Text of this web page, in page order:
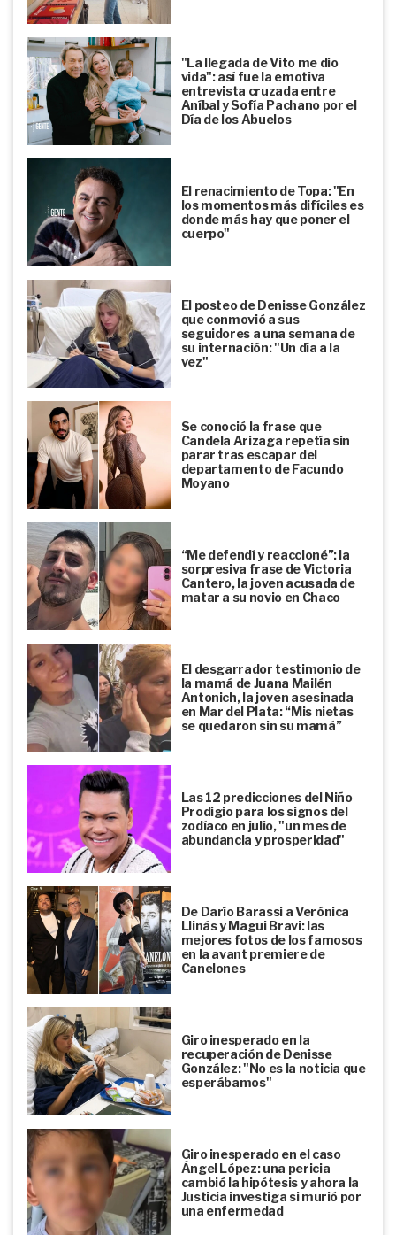
"La llegada de Vito me dio
vida": así fue la emotiva
entrevista cruzada entre
Aníbal y Sofía Pachano por el
Día de los Abuelos
El renacimiento de Topa: "En
los momentos más difíciles es
donde más hay que poner el
cuerpo"
El posteo de Denisse González
que conmovió a sus
seguidores a una semana de
su internación: "Un día a la
vez"
Se conoció la frase que
Candela Arizaga repetía sin
parar tras escapar del
departamento de Facundo
Moyano
“Me defendí y reaccioné”: la
sorpresiva frase de Victoria
Cantero, la joven acusada de
matar a su novio en Chaco
El desgarrador testimonio de
la mamá de Juana Mailén
Antonich, la joven asesinada
en Mar del Plata: “Mis nietas
se quedaron sin su mamá”
Las 12 predicciones del Niño
Prodigio para los signos del
zodíaco en julio, "un mes de
abundancia y prosperidad"
De Darío Barassi a Verónica
Llinás y Magui Bravi: las
mejores fotos de los famosos
en la avant premiere de
Canelones
Giro inesperado en la
recuperación de Denisse
González: "No es la noticia que
esperábamos"
Giro inesperado en el caso
Ángel López: una pericia
cambió la hipótesis y ahora la
Justicia investiga si murió por
una enfermedad